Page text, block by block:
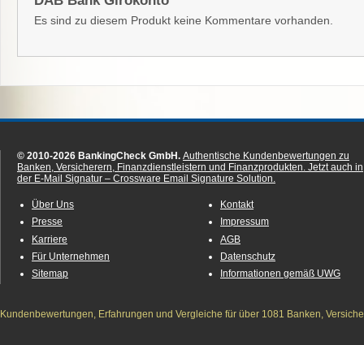
Es sind zu diesem Produkt keine Kommentare vorhanden.
© 2010-2026 BankingCheck GmbH. Authentische Kundenbewertungen zu
Banken, Versicherern, Finanzdienstleistern und Finanzprodukten. Jetzt auch in
der E-Mail Signatur – Crossware Email Signature Solution.
Über Uns
Presse
Karriere
Für Unternehmen
Sitemap
Kontakt
Impressum
AGB
Datenschutz
Informationen gemäß UWG
Kundenbewertungen, Erfahrungen und Vergleiche für über 1081 Banken,